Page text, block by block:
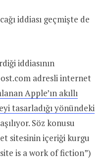
iddiası geçmişte de
iddiasının
adresli internet
Apple’ın akıllı
tasarladığı yönündeki
Söz konusu
sitesinin içeriği kurgu
is a work of fiction”)